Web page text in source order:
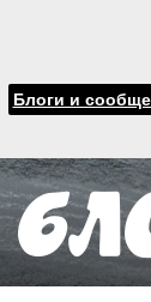
Блоги и